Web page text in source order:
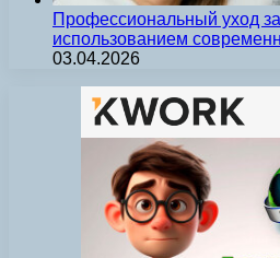
Профессиональный уход
использованием
03.04.2026